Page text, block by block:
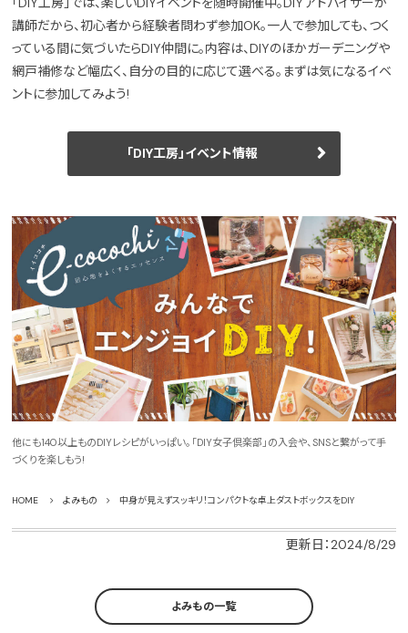
講師だから、初心者から経験者問わず参加OK。一人で参加しても、つく
っている間に気づいたらDIY仲間に。内容は、DIYのほかガーデニングや
網戸補修など幅広く、自分の目的に応じて選べる。まずは気になるイベ
ントに参加してみよう!
「DIY工房」イベント情報
他にも140以上ものDIYレシピがいっぱい。「DIY女子倶楽部」の入会や、SNSと繋がって手
づくりを楽しもう!
HOME よみもの 中身が見えずスッキリ！コンパクトな卓上ダストボックスをDIY
更新日：2024/8/29
よみもの一覧